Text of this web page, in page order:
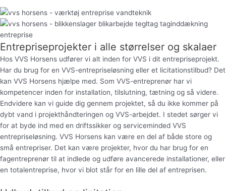
Entrepriseprojekter i alle størrelser og skalaer
Hos VVS Horsens udfører vi alt inden for VVS i dit entrepriseprojekt.
Har du brug for en VVS-entrepriseløsning eller et licitationstilbud? Det
kan VVS Horsens hjælpe med. Som VVS-entreprenør har vi
kompetencer inden for installation, tilslutning, tætning og så videre.
Endvidere kan vi guide dig gennem projektet, så du ikke kommer på
dybt vand i projekthåndteringen og VVS-arbejdet. I stedet sørger vi
for at byde ind med en driftssikker og serviceminded VVS
entrepriseløsning. VVS Horsens kan være en del af både store og
små entrepriser. Det kan være projekter, hvor du har brug for en
fagentreprenør til at indlede og udføre avancerede installationer, eller
en totalentreprise, hvor vi blot står for en lille del af entreprisen.